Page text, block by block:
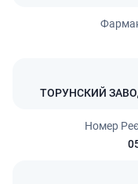
ТОРУНСКИЙ
Номер